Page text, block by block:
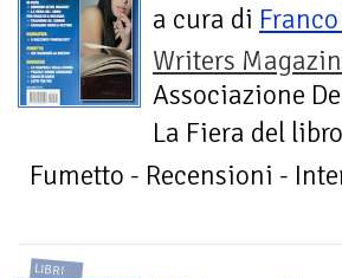
a cura di
Writers
Associazione
La Fiera del
Fumetto - Recensioni -
LIBRI